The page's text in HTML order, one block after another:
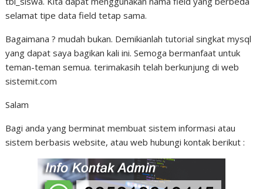
selamat tipe data field tetap sama.
Bagaimana ? mudah bukan. Demikianlah tutorial singkat mysql
yang dapat saya bagikan kali ini. Semoga bermanfaat untuk
teman-teman semua. terimakasih telah berkunjung di web
sistemit.com
Salam
Bagi anda yang berminat membuat sistem informasi atau
sistem berbasis website, atau web hubungi kontak berikut :